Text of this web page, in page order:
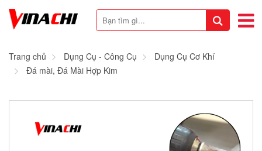
Trang chủ Dụng Cụ - Công Cụ
Dụng Cụ Cơ Khí
Đá mài, Đá Mài Hợp Kim